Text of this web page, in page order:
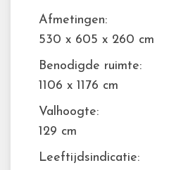
Afmetingen:
530 x 605 x 260 cm
Benodigde ruimte:
1106 x 1176 cm
Valhoogte:
129 cm
Leeftijdsindicatie: